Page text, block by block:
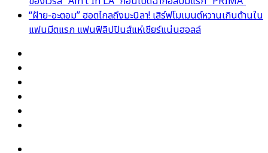
“ฝ้าย-อะตอม” ฮอตไกลถึงมะนิลา! เสิร์ฟโมเมนต์หวานเกินต้านใน
แฟนมีตแรก แฟนฟิลิปปินส์แห่เชียร์แน่นฮอลล์